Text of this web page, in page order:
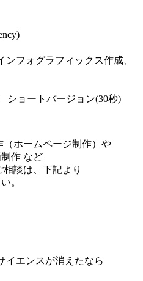
フォグラフィックス作成、
ショートバージョン(30秒)
ホームページ制作）や
作 など
談は、下記より
。
イエンスが消えたなら